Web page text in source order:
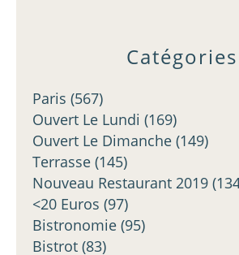
Catégories
Paris (567)
Ouvert Le Lundi (169)
Ouvert Le Dimanche (149)
Terrasse (145)
Nouveau Restaurant 2019
<20 Euros (97)
Bistronomie (95)
Bistrot (83)